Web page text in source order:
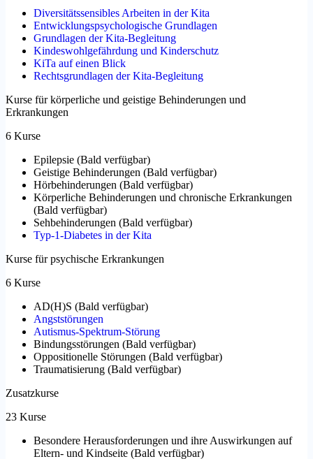
Diversitätssensibles Arbeiten in der Kita
Entwicklungspsychologische Grundlagen
Grundlagen der Kita-Begleitung
Kindeswohlgefährdung und Kinderschutz
KiTa auf einen Blick
Rechtsgrundlagen der Kita-Begleitung
Kurse für körperliche und geistige Behinderungen und
Erkrankungen
6 Kurse
Epilepsie (Bald verfügbar)
Geistige Behinderungen (Bald verfügbar)
Hörbehinderungen (Bald verfügbar)
Körperliche Behinderungen und chronische Erkrankungen
(Bald verfügbar)
Sehbehinderungen (Bald verfügbar)
Typ-1-Diabetes in der Kita
Kurse für psychische Erkrankungen
6 Kurse
AD(H)S (Bald verfügbar)
Angststörungen
Autismus-Spektrum-Störung
Bindungsstörungen (Bald verfügbar)
Oppositionelle Störungen (Bald verfügbar)
Traumatisierung (Bald verfügbar)
Zusatzkurse
23 Kurse
Besondere Herausforderungen und ihre Auswirkungen auf
Eltern- und Kindseite (Bald verfügbar)